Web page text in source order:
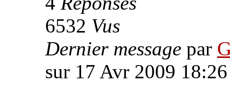
6532 Vus
Dernier message par
sur 17 Avr 2009 18:26